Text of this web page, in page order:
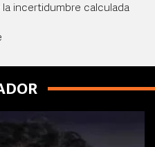
la incertidumbre calculada